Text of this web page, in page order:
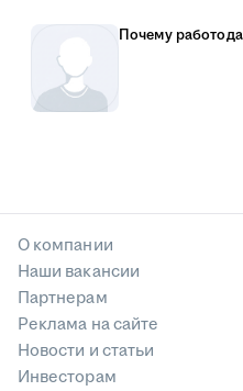
Почему
О компании
Наши вакансии
Партнерам
Реклама на сайте
Новости и статьи
Инвесторам